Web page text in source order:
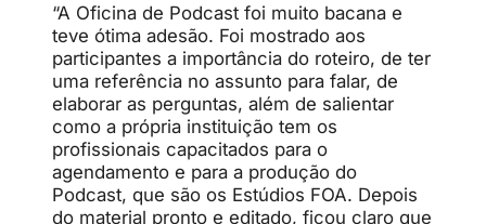
“A Oficina de Podcast foi muito bacana e
teve ótima adesão. Foi mostrado aos
participantes a importância do roteiro, de ter
uma referência no assunto para falar, de
elaborar as perguntas, além de salientar
como a própria instituição tem os
profissionais capacitados para o
agendamento e para a produção do
Podcast, que são os Estúdios FOA. Depois
do material pronto e editado, ficou claro que